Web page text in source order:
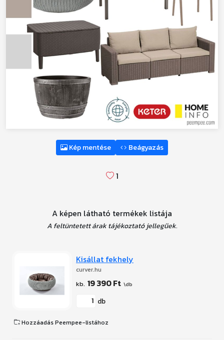
Kép mentése Beágyazás
1
A képen látható termékek listája
A feltüntetett árak tájékoztató jellegűek.
Kisállat fekhely
curver.hu
19 390 Ft
db
Hozzáadás Peempee-listához